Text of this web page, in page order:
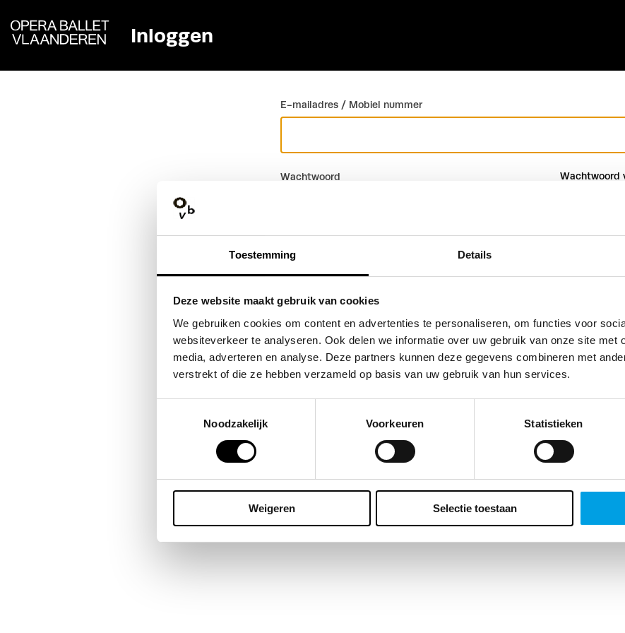
Toestemming Details
Deze website maakt gebruik van cookies
We gebruiken cookies om content en advertenties te personaliseren, om functies voor
websiteverkeer te analyseren. Ook delen we informatie over uw gebruik van onze site met
media, adverteren en analyse. Deze partners kunnen deze gegevens combineren met
verstrekt of die ze hebben verzameld op basis van uw gebruik van hun services.
Noodzakelijk
Voorkeuren Statistieken
Weigeren Selectie toestaan
Ga terug
Inloggen
E-mailadres / Mobiel nummer
Wachtwoord Wachtwoord
Beste klant, we vragen zo meteen naar je geboortedatum. Waarom?
omdat ons dat belangrijke inzichten geeft over de leeftijd van ons
publieksbestand maar er zit ook voor jou een bonus aan vast. Wat
blijft een verrassing voor je verjaardag. Vergeet het veld dus niet in te